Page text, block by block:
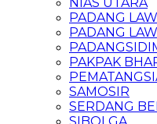
PADANG
PADANG
PAKPAK
SAMOSIR
SERDANG